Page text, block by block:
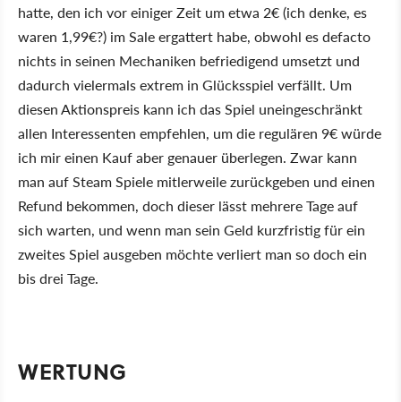
hatte, den ich vor einiger Zeit um etwa 2€ (ich denke, es
waren 1,99€?) im Sale ergattert habe, obwohl es defacto
nichts in seinen Mechaniken befriedigend umsetzt und
dadurch vielermals extrem in Glücksspiel verfällt. Um
diesen Aktionspreis kann ich das Spiel uneingeschränkt
allen Interessenten empfehlen, um die regulären 9€ würde
ich mir einen Kauf aber genauer überlegen. Zwar kann
man auf Steam Spiele mitlerweile zurückgeben und einen
Refund bekommen, doch dieser lässt mehrere Tage auf
sich warten, und wenn man sein Geld kurzfristig für ein
zweites Spiel ausgeben möchte verliert man so doch ein
bis drei Tage.
WERTUNG